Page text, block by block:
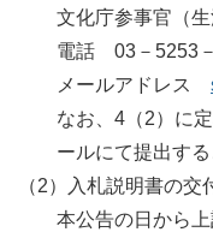
文化庁参事官（
電話 03－5253－
メールアドレス
なお、4（2）に
ールにて提出する
（2）入札説明書の交
本公告の日から上